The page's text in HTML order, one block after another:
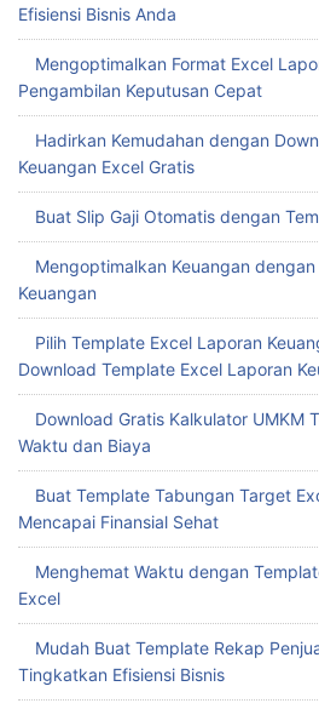
Efisiensi Bisnis Anda
Mengoptimalkan Format Excel
Pengambilan Keputusan Cepat
Hadirkan Kemudahan dengan
Keuangan Excel Gratis
Buat Slip Gaji Otomatis dengan
Mengoptimalkan Keuangan
Keuangan
Pilih Template Excel Laporan
Download Template Excel Laporan
Download Gratis Kalkulator UMKM
Waktu dan Biaya
Buat Template Tabungan Target
Mencapai Finansial Sehat
Menghemat Waktu dengan
Excel
Mudah Buat Template Rekap
Tingkatkan Efisiensi Bisnis